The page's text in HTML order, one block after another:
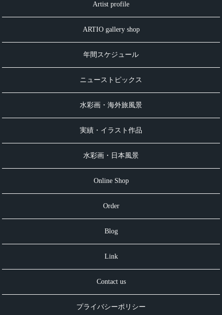
Artist profile
ARTIO gallery shop
年間スケジュール
ニューストピックス
水彩画・海外旅風景
実績・イラスト作品
水彩画・日本風景
Online Shop
Order
Blog
Link
Contact us
プライバシーポリシー